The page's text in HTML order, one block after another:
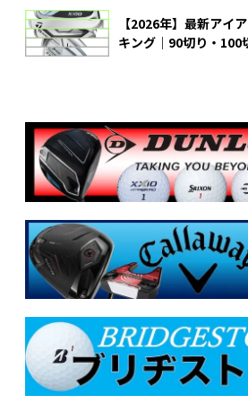
【2026年】最新アイ
キング｜90切り・100